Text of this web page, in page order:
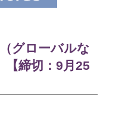
グローバルな
【締切：9月25